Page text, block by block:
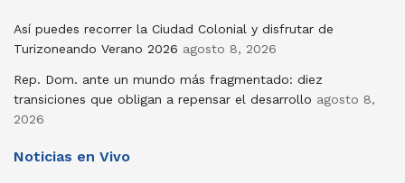
Así puedes recorrer la Ciudad Colonial y disfrutar de
Turizoneando Verano 2026 agosto 8, 2026
Rep. Dom. ante un mundo más fragmentado: diez
transiciones que obligan a repensar el desarrollo agosto 8,
2026
Noticias en Vivo